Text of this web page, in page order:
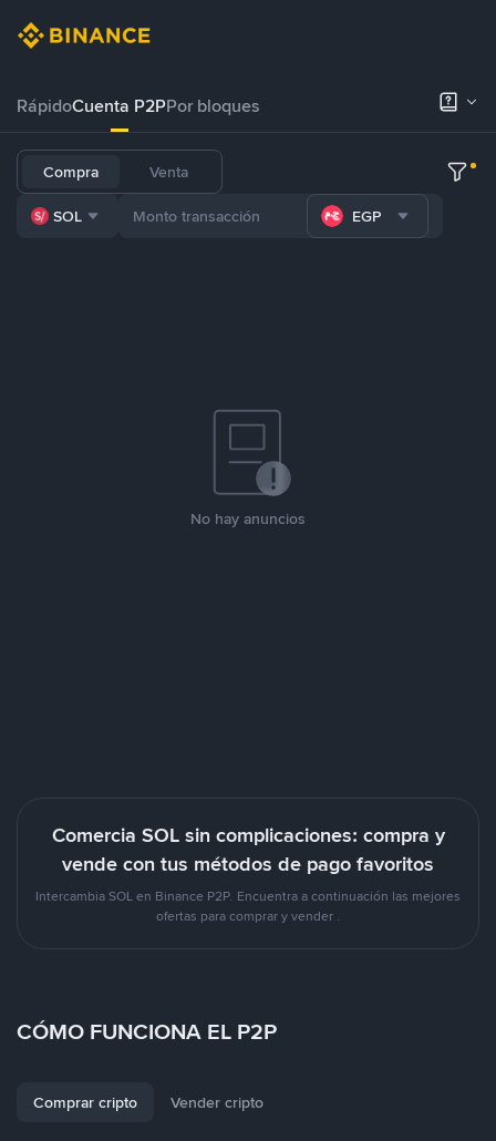
RápidoCuenta P2PPor bloques
Compra Venta
SOL EGP
No hay anuncios
Comercia SOL sin complicaciones: compra y
vende con tus métodos de pago favoritos
Intercambia SOL en Binance P2P. Encuentra a continuación las mejores
ofertas para comprar y vender .
CÓMO FUNCIONA EL P2P
Comprar cripto Vender cripto